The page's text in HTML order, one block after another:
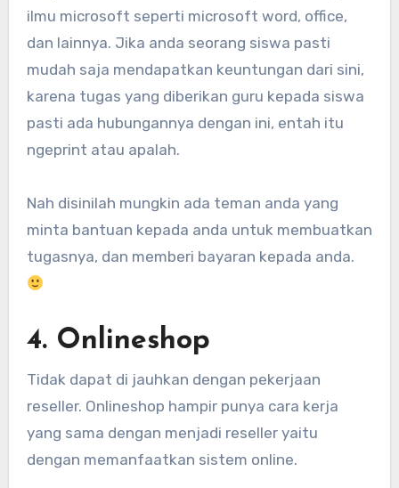
ilmu microsoft seperti microsoft word, office,
dan lainnya. Jika anda seorang siswa pasti
mudah saja mendapatkan keuntungan dari sini,
karena tugas yang diberikan guru kepada siswa
pasti ada hubungannya dengan ini, entah itu
ngeprint atau apalah.
Nah disinilah mungkin ada teman anda yang
minta bantuan kepada anda untuk membuatkan
tugasnya, dan memberi bayaran kepada anda.
4. Onlineshop
Tidak dapat di jauhkan dengan pekerjaan
reseller. Onlineshop hampir punya cara kerja
yang sama dengan menjadi reseller yaitu
dengan memanfaatkan sistem online.